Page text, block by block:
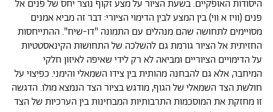
היסודות האופקיים. בשעת הציור על מצע זקוף נוצר יחס של פנים אל
פנים (וויז א ווי) בין המצע לבין הדימוי הציורי: דבר זה מביא אמנים
מסויימים לתחושה שהם מנהלים עם התמונה "דו-שיח". ההתייחסות
החזיתית אל הציור גורמת גם להשלכה של התחושות הקינאסטטיות
על הדימויים הציוריים ומביאה לא רק לידי שאיפה לאיזון חלקי
המיחבר, אלא גם להבחנה מהותית בין צידו השמאלי והימני. כפיצוי על
חולשת הצד השמאלי של הגוף, מודגש בציור הצד הנמצא מולו. הדגשה
זו מחזקת את המוסכמות התרבותיות המבחינות בין הערכיות של הצד